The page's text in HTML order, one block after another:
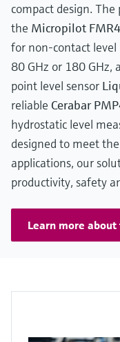
Show more
compact design.
the Micropilot
for non-contact
80 GHz or 180 GHz,
point level sensor
reliable Cerabar
hydrostatic level
designed to meet
applications, our
productivity, safety
Learn more about